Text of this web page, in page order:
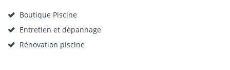
Boutique Piscine
Entretien et dépannage
Rénovation piscine